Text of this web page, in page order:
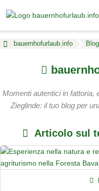
bauernhofurlaub.info Blog
Momenti autentici in fattoria,
Zieglinde: il tuo blog per
Articolo sul